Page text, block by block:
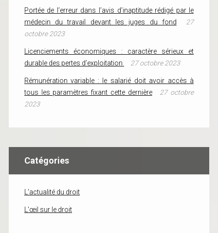
Portée de l’erreur dans l’avis d’inaptitude rédigé par le
médecin du travail devant les juges du fond
27
octobre 2023
Licenciements économiques : caractère sérieux et
durable des pertes d’exploitation
27 octobre 2023
Rémunération variable : le salarié doit avoir accès à
tous les paramètres fixant cette dernière
27 octobre
2023
Catégories
L'actualité du droit
L'œil sur le droit